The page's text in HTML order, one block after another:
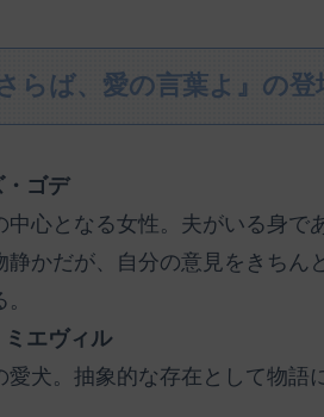
らば、愛の言葉よ』の登
・ゴデ
中心となる女性。夫がいる身で
静かだが、自分の意見をきち
ミエヴィル
愛犬。抽象的な存在として物語